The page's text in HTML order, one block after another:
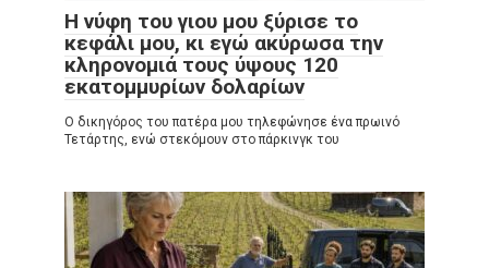
Η νύφη του γιου μου ξύρισε το
κεφάλι μου, κι εγώ ακύρωσα την
κληρονομιά τους ύψους 120
εκατομμυρίων δολαρίων
Ο δικηγόρος του πατέρα μου τηλεφώνησε ένα πρωινό
Τετάρτης, ενώ στεκόμουν στο πάρκινγκ του